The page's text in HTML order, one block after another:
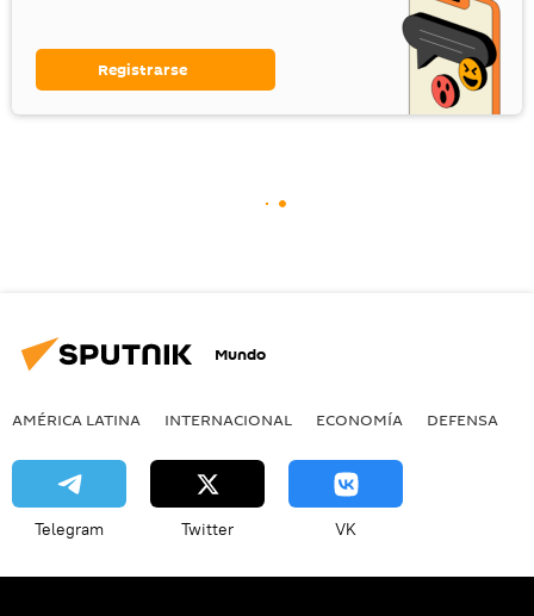
Registrarse
Mundo
AMÉRICA LATINA INTERNACIONAL ECONOMÍA DEFENSA
Telegram Twitter VK